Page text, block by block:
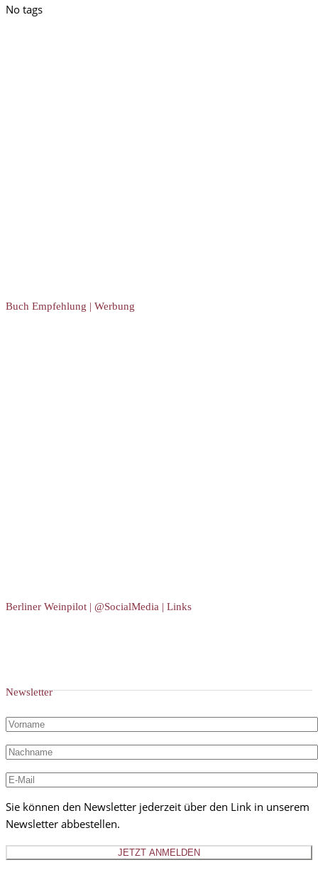
No tags
Buch Empfehlung | Werbung
Berliner Weinpilot | @SocialMedia | Links
Newsletter
Sie können den Newsletter jederzeit über den Link in unserem
Newsletter abbestellen.